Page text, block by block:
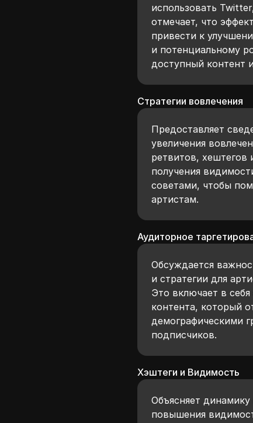
использовать
отмечает, что
привести к
и потенциальному
доступный контент
Стратегии вовлечения
Предоставляет
увеличения
ретвитов, хештегов
получения
советами, чтобы
артистам.
Аудиторное
Обсуждается
и стратегии для
Это включает в
контента, который
демографическими
подписчиков.
Хэштеги и Видимость
Объясняет
повышения